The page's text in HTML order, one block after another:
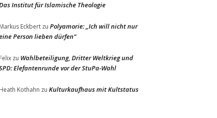
Institut für Islamische Theologie
Markus Eckbert zu Polyamorie: „Ich will nicht nur
Person lieben dürfen“
Felix zu Wahlbeteiligung, Dritter Weltkrieg und
Elefantenrunde vor der StuPa-Wahl
Heath Kothahn zu Kulturkaufhaus mit Kultstatus